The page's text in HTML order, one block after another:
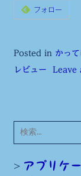
フォロー
Posted in かっ
レビュー
Leave
索:
アプリケ